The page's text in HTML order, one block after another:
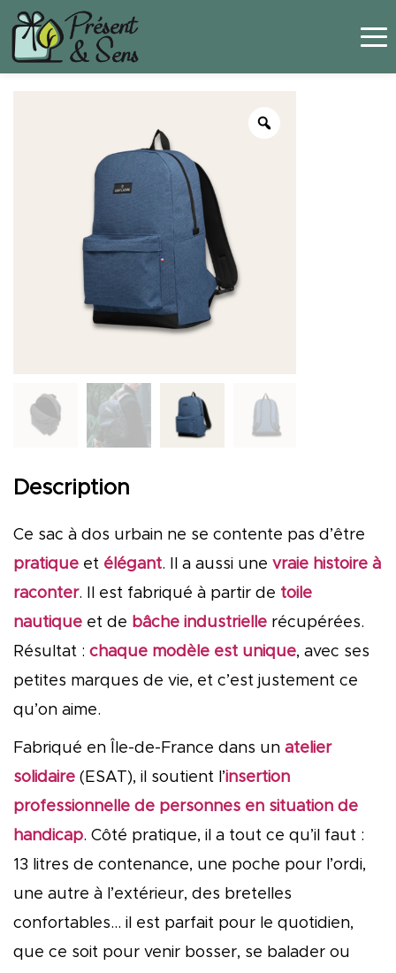
Description
Ce sac à dos urbain ne se contente pas d’être
pratique et élégant. Il a aussi une vraie histoire à
raconter. Il est fabriqué à partir de toile
nautique et de bâche industrielle récupérées.
Résultat : chaque modèle est unique, avec ses
petites marques de vie, et c’est justement ce
qu’on aime.
Fabriqué en Île-de-France dans un atelier
solidaire (ESAT), il soutient l’insertion
professionnelle de personnes en situation de
handicap. Côté pratique, il a tout ce qu’il faut :
13 litres de contenance, une poche pour l’ordi,
une autre à l’extérieur, des bretelles
confortables… il est parfait pour le quotidien,
que ce soit pour venir bosser, se balader ou
Panneau de gestion des cookies